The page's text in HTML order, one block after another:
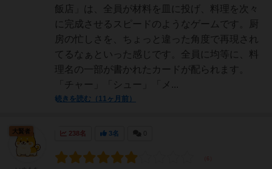
飯店」は、全員が材料を皿に投げ、料理を次々
に完成させるスピードのようなゲームです。厨
房の忙しさを、ちょっと違った角度で再現され
てるなぁといった感じです。全員に均等に、料
理名の一部が書かれたカードが配られます。
「チャー」「シュー」「メ...
続きを読む（11ヶ月前）
238名 3名
大賢者